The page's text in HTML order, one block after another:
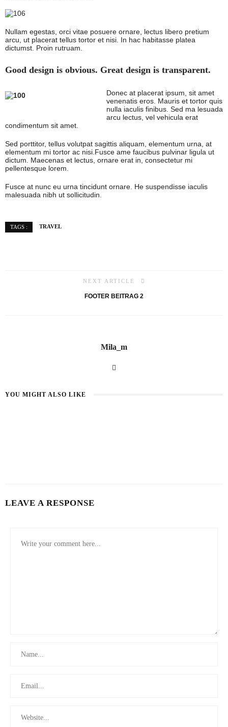
Nullam egestas, orci vitae posuere ornare, lectus libero pretium
arcu, ut placerat tellus tortor et nisi. In hac habitasse platea
dictumst. Proin rutruam.
Good design is obvious. Great design is transparent.
Donec at placerat ipsum, sit amet
venenatis eros. Mauris et tortor quis
nulla iaculis finibus. Sed ma lesuada
arcu lectus, vel vehicula erat
condimentum sit amet.
Sed porttitor, tellus volutpat sagittis aliquam, elementum urna, at
elementum mi tortor ac nisi.Fusce ame faucibus pulvinar ligula ut
dictum. Maecenas et lectus, ornare erat in, consectetur mi
pellentesque lorem.
Fusce at nunc eu urna tincidunt ornare. He suspendisse iaculis
malesuada nibh ut sollicitudin.
TAGS : TRAVEL
NEXT ARTICLE
FOOTER BEITRAG 2
Mila_m
YOU MIGHT ALSO LIKE
LEAVE A RESPONSE